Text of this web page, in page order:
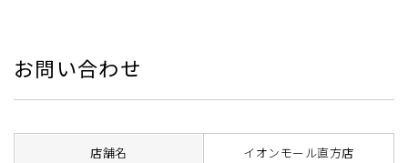
お問い合わせ
店舗名 イオンモール直方店